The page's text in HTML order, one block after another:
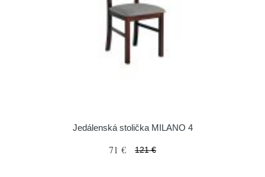
Jedálenská stolička MILANO 4
71 € 121 €